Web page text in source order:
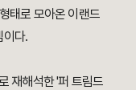
태로 모아온 이랜드
이다.
재해석한 '퍼 트림드